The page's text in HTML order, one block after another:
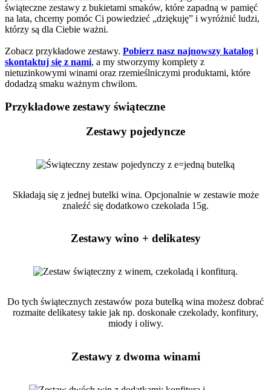
świąteczne zestawy z bukietami smaków, które zapadną w pamięć
na lata, chcemy pomóc Ci powiedzieć „dziękuję” i wyróżnić ludzi,
którzy są dla Ciebie ważni.
Zobacz przykładowe zestawy. Pobierz nasz najnowszy katalog i
skontaktuj się z nami, a my stworzymy komplety z
nietuzinkowymi winami oraz rzemieślniczymi produktami, które
dodadzą smaku ważnym chwilom.
Przykładowe zestawy świąteczne
Zestawy pojedyncze
Składają się z jednej butelki wina. Opcjonalnie w zestawie może
znaleźć się dodatkowo czekolada 15g.
Zestawy wino + delikatesy
Do tych świątecznych zestawów poza butelką wina możesz dobrać
rozmaite delikatesy takie jak np. doskonałe czekolady, konfitury,
miody i oliwy.
Zestawy z dwoma winami